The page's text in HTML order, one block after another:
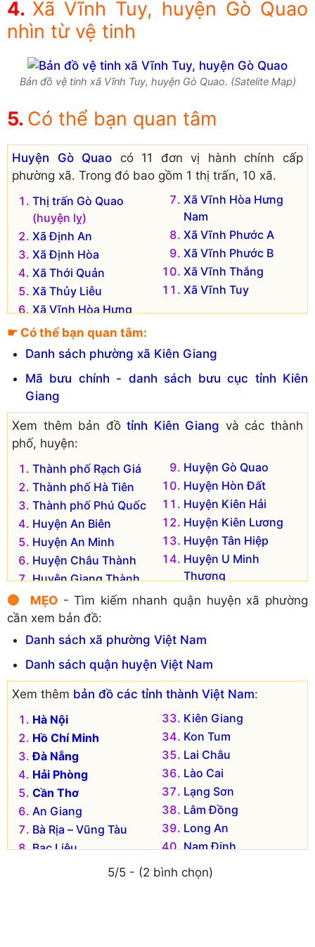
Xã Vĩnh Tuy, huyện Gò Quao
nhìn từ vệ tinh
Bản đồ vệ tinh xã Vĩnh Tuy, huyện Gò Quao. (Satelite Map)
Có thể bạn quan tâm
Huyện Gò Quao có 11 đơn vị hành chính cấp
phường xã. Trong đó bao gồm 1 thị trấn, 10 xã.
Thị trấn Gò Quao
(huyện lỵ)
Xã Định An
Xã Định Hòa
Xã Thới Quản
Xã Thủy Liễu
Xã Vĩnh Hòa Hưng
Bắc
Xã Vĩnh Hòa Hưng
Nam
Xã Vĩnh Phước A
Xã Vĩnh Phước B
Xã Vĩnh Thắng
Xã Vĩnh Tuy
☛ Có thể bạn quan tâm:
Danh sách phường xã Kiên Giang
Mã bưu chính - danh sách bưu cục tỉnh Kiên
Giang
Xem thêm bản đồtỉnh Kiên Giang và các thành
phố, huyện:
Thành phố Rạch Giá
Thành phố Hà Tiên
Thành phố Phú Quốc
Huyện An Biên
Huyện An Minh
Huyện Châu Thành
Huyện Giang Thành
Huyện Giồng Riềng
Huyện Gò Quao
Huyện Hòn Đất
Huyện Kiên Hải
Huyện Kiên Lương
Huyện Tân Hiệp
Huyện U Minh
Thượng
Huyện Vĩnh Thuận
🔴 MẸO- Tìm kiếm nhanh quận huyện xã phường
cần xem bản đồ:
Danh sách xã phường Việt Nam
Danh sách quận huyện Việt Nam
Xem thêm bản đồ các tỉnh thành Việt Nam:
Hà Nội
Hồ Chí Minh
Đà Nẵng
Hải Phòng
Cần Thơ
An Giang
Bà Rịa – Vũng Tàu
Bạc Liêu
Kiên Giang
Kon Tum
Lai Châu
Lào Cai
Lạng Sơn
Lâm Đồng
Long An
Nam Định
Nghệ An
Ninh Bình
5/5 - (2 bình chọn)